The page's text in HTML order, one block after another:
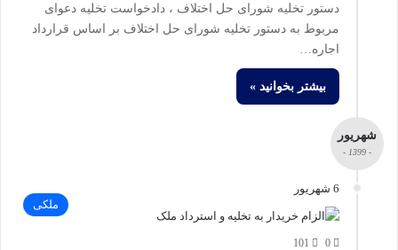
دستور تخلیه شورای حل اختلاف ، دادخواست تخلیه دعوای
مربوط به دستور تخلیه شورای حل اختلاف بر اساس قرارداد
اجاره…
بیشتر بخوانید »
شهریور
- 1399 -
6 شهریور
ملکی
0
101